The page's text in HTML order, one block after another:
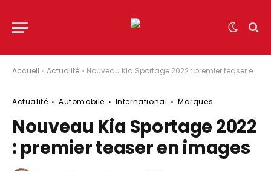
Accueil » Actualité » Nouveau Kia Sportage 2022 : premier teaser en images
Actualité Automobile International Marques
Nouveau Kia Sportage 2022
: premier teaser en images